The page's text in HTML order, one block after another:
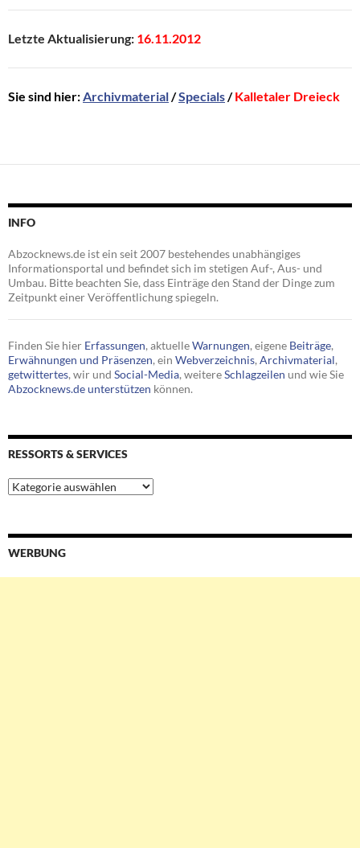
Letzte Aktualisierung: 16.11.2012
Sie sind hier:Archivmaterial/Specials/Kalletaler Dreieck
INFO
Abzocknews.de ist ein seit 2007 bestehendes unabhängiges
Informationsportal und befindet sich im stetigen Auf-, Aus- und
Umbau. Bitte beachten Sie, dass Einträge den Stand der Dinge zum
Zeitpunkt einer Veröffentlichung spiegeln.
Finden Sie hier Erfassungen, aktuelleWarnungen, eigene Beiträge,
Erwähnungen und Präsenzen, ein Webverzeichnis, Archivmaterial,
getwittertes, wir und Social-Media, weitereSchlagzeilen und wie Sie
Abzocknews.de unterstützen können.
RESSORTS & SERVICES
Ressorts
&
WERBUNG